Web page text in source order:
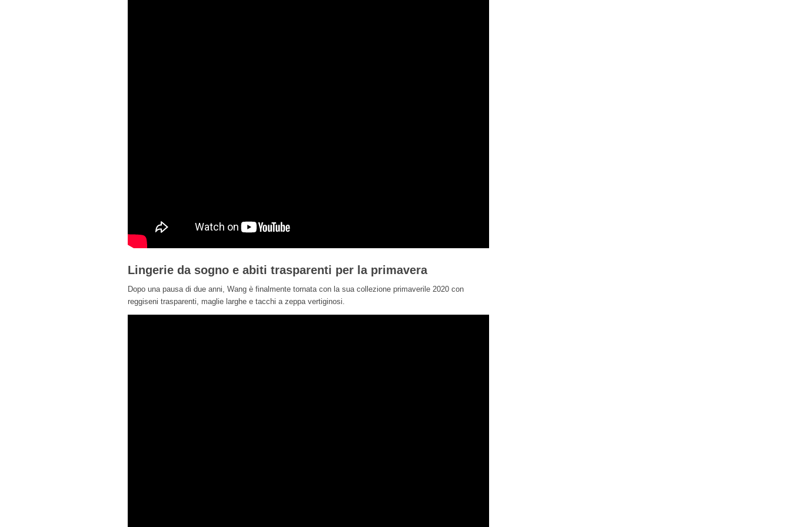
Lingerie da sogno e abiti trasparenti per la primavera
Dopo una pausa di due anni, Wang è finalmente tornata con la sua collezione primaverile 2020 con
reggiseni trasparenti, maglie larghe e tacchi a zeppa vertiginosi.